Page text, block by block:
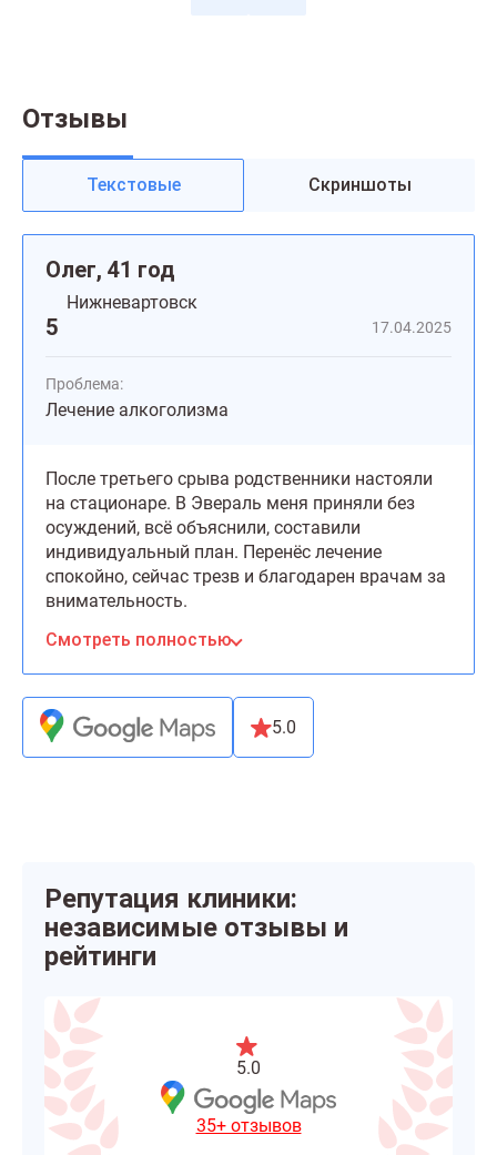
Отзывы
Текстовые Скриншоты
Олег, 41 год
5
Нижневартовск
17.04.2025
Проблема:
Лечение алкоголизма
После третьего срыва родственники настояли
на стационаре. В Эвераль меня приняли без
осуждений, всё объяснили, составили
индивидуальный план. Перенёс лечение
спокойно, сейчас трезв и благодарен врачам за
внимательность.
Смотреть полностью
5.0
Репутация клиники:
независимые отзывы и
рейтинги
5.0
35+ отзывов